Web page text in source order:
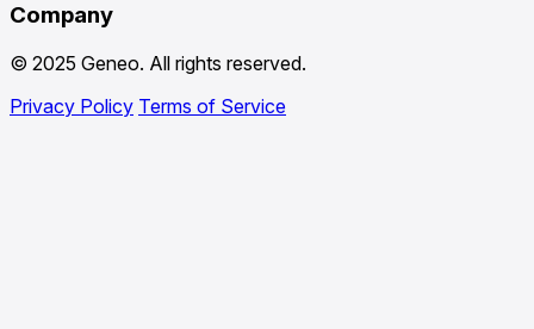
Company
© 2025 Geneo. All rights reserved.
Privacy Policy Terms of Service